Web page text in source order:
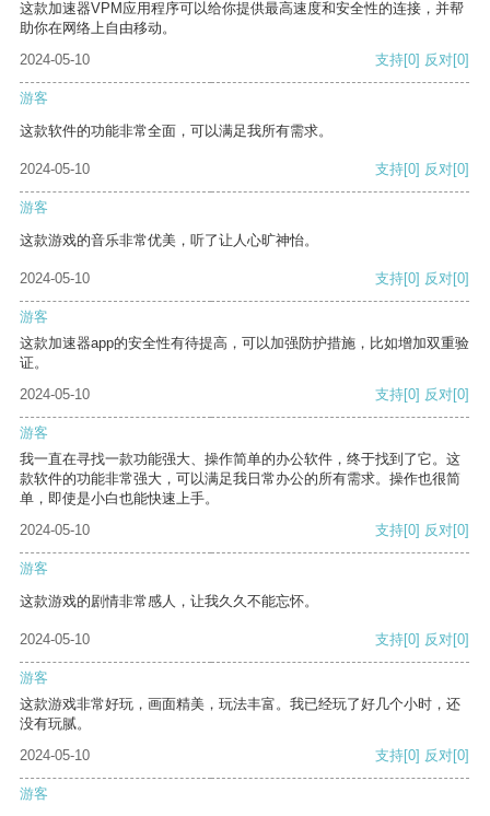
这款加速器VPM应用程序可以给你提供最高速度和安全性的连接，并帮
助你在网络上自由移动。
2024-05-10
支持[0] 反对[0]
游客
这款软件的功能非常全面，可以满足我所有需求。
2024-05-10 支持[0] 反对[0]
游客
这款游戏的音乐非常优美，听了让人心旷神怡。
2024-05-10 支持[0] 反对[0]
游客
这款加速器app的安全性有待提高，可以加强防护措施，比如增加双重验
证。
2024-05-10
支持[0] 反对[0]
游客
我一直在寻找一款功能强大、操作简单的办公软件，终于找到了它。这
款软件的功能非常强大，可以满足我日常办公的所有需求。操作也很简
单，即使是小白也能快速上手。
2024-05-10
支持[0] 反对[0]
游客
这款游戏的剧情非常感人，让我久久不能忘怀。
2024-05-10 支持[0] 反对[0]
游客
这款游戏非常好玩，画面精美，玩法丰富。我已经玩了好几个小时，还
没有玩腻。
2024-05-10
支持[0] 反对[0]
游客